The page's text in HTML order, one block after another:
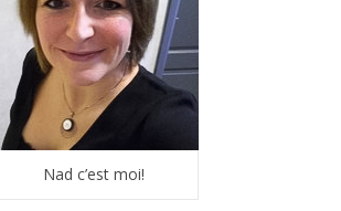
Nad c’est moi!